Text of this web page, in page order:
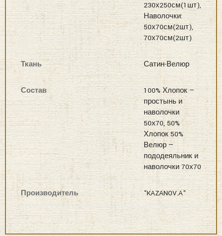
230х250см(1шт),
Наволочки:
50х70см(2шт),
70х70см(2шт)
Ткань Сатин-Велюр
Состав
100% Хлопок —
простынь и
наволочки
50х70, 50%
Хлопок 50%
Велюр —
пододеяльник и
наволочки 70х70
Производитель "KAZANOV.A"